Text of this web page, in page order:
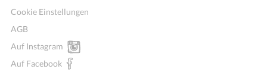
Cookie Einstellungen
AGB
Auf Instagram
Auf Facebook